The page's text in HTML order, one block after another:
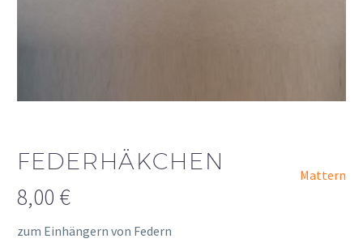
FEDERHÄKCHEN
Mattern
8,00 €
zum Einhängern von Federn